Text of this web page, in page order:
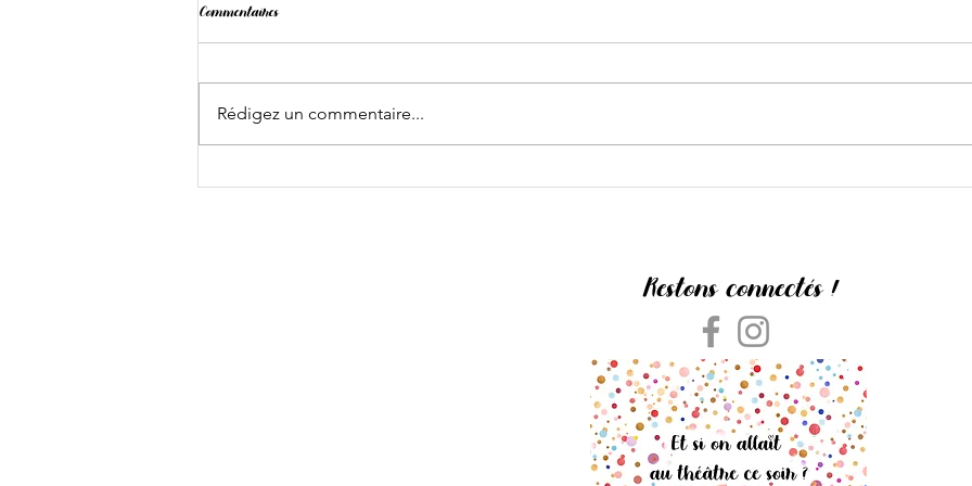
Commentaires
Rédigez un commentaire...
Restons connectés !